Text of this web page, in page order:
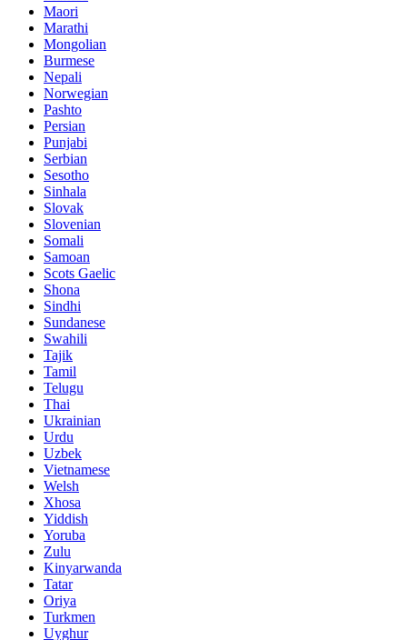
Maori
Marathi
Mongolian
Burmese
Nepali
Norwegian
Pashto
Persian
Punjabi
Serbian
Sesotho
Sinhala
Slovak
Slovenian
Somali
Samoan
Scots Gaelic
Shona
Sindhi
Sundanese
Swahili
Tajik
Tamil
Telugu
Thai
Ukrainian
Urdu
Uzbek
Vietnamese
Welsh
Xhosa
Yiddish
Yoruba
Zulu
Kinyarwanda
Tatar
Oriya
Turkmen
Uyghur